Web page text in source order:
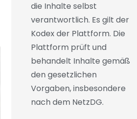
die Inhalte selbst
verantwortlich. Es gilt der
Kodex der Plattform. Die
Plattform prüft und
behandelt Inhalte gemäß
den gesetzlichen
Vorgaben, insbesondere
nach dem NetzDG.